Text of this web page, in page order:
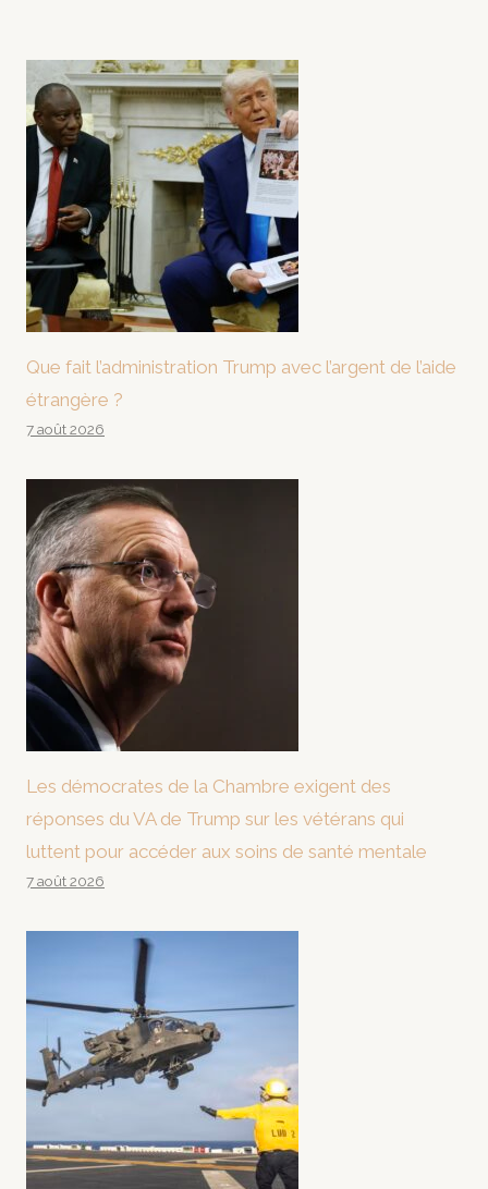
Que fait l’administration Trump avec l’argent de l’aide
étrangère ?
7 août 2026
Les démocrates de la Chambre exigent des
réponses du VA de Trump sur les vétérans qui
luttent pour accéder aux soins de santé mentale
7 août 2026